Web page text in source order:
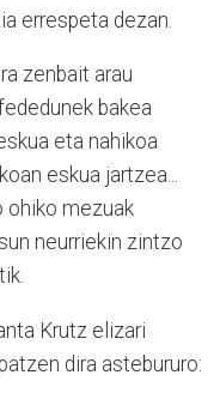
errespeta dezan.
zenbait arau
bakea
eta nahikoa
eskua jartzea...
ohiko mezuak
neurriekin zintzo
Krutz elizari
dira astebururo: